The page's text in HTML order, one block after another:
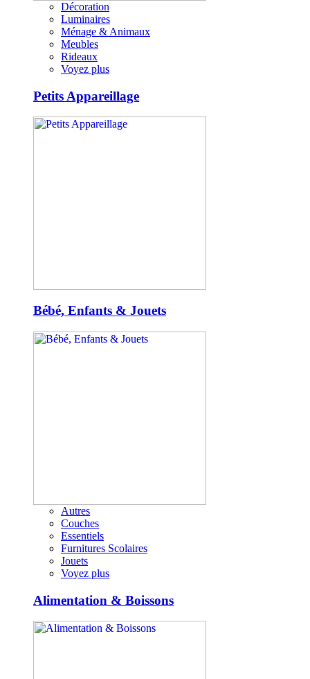
Décoration
Luminaires
Ménage & Animaux
Meubles
Rideaux
Voyez plus
Petits Appareillage
Bébé, Enfants & Jouets
Autres
Couches
Essentiels
Furnitures Scolaires
Jouets
Voyez plus
Alimentation & Boissons